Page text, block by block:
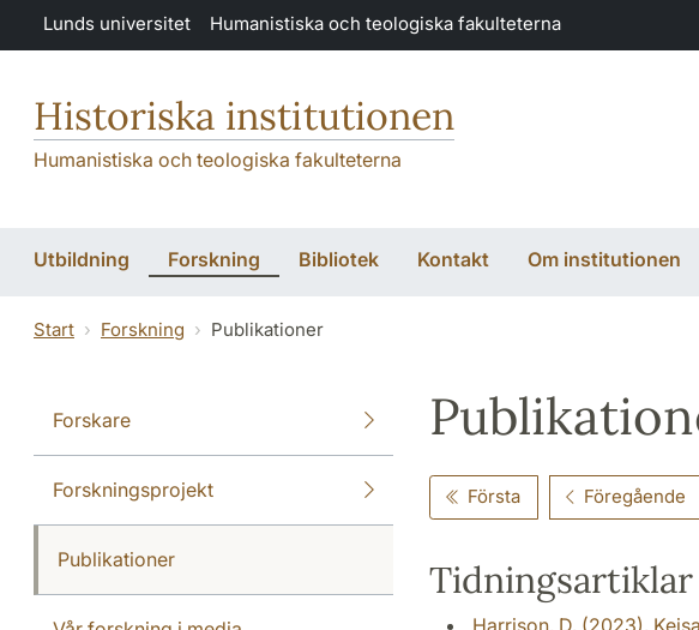
Hoppa till huvudinnehåll
Lunds universitet Humanistiska och teologiska fakulteterna
Historiska institutionen
Humanistiska och teologiska fakulteterna
Utbildning Forskning Bibliotek Kontakt Om institutionen
Start Forskning Publikationer
Forskare
Forskningsprojekt
Publikationer
Första Föregående
Tidningsartiklar
Harrison, D. (2023).